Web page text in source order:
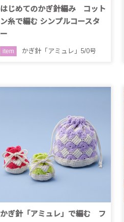
はじめてのかぎ針編み コット
ン糸で編む シンプルコースタ
ー
item かぎ針「アミュレ」5/0号
かぎ針「アミュレ」で編む フ